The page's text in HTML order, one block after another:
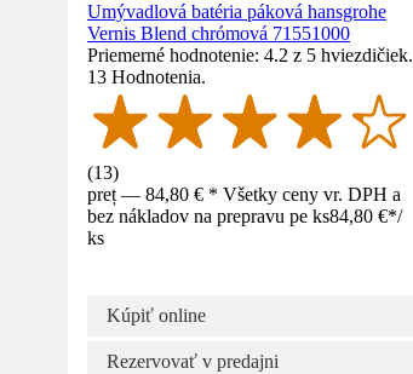
Umývadlová batéria páková hansgrohe
Vernis Blend chrómová 71551000
Priemerné hodnotenie: 4.2 z 5 hviezdičiek.
13 Hodnotenia.
(13)
preț — 84,80 € * Všetky ceny vr. DPH a
bez nákladov na prepravu pe ks84,80 €*/
ks
Kúpiť online
Rezervovať v predajni